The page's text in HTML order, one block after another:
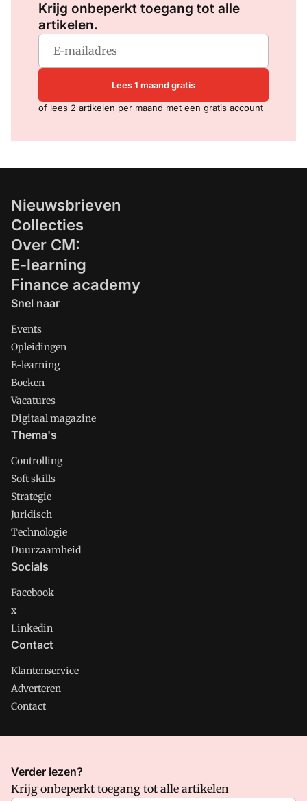
Krijg onbeperkt toegang tot alle
artikelen.
Lees 1 maand gratis
of lees 2 artikelen per maand met een gratis account
Nieuwsbrieven
Collecties
Over CM:
E-learning
Finance academy
Snel naar
Events
Opleidingen
E-learning
Boeken
Vacatures
Digitaal magazine
Thema's
Controlling
Soft skills
Strategie
Juridisch
Technologie
Duurzaamheid
Socials
Facebook
x
Linkedin
Contact
Klantenservice
Adverteren
Contact
CMweb is onderdeel van VMN media. Lees in
waar VMN media voor staat. Op gebruik van deze site zijn de
Verder lezen?
Krijg onbeperkt toegang tot alle artikelen